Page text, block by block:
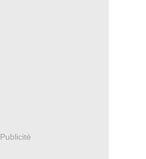
Publicité